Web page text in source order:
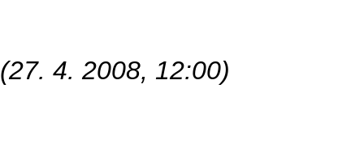
(27. 4. 2008, 12:00)